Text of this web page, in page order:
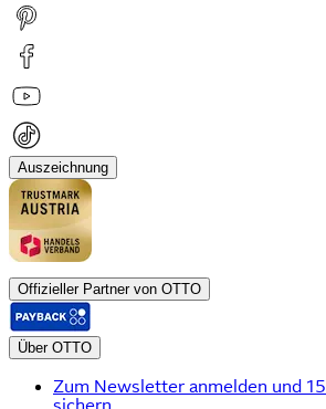
Auszeichnung
Offizieller Partner von OTTO
Über OTTO
Zum Newsletter anmelden und
sichern.